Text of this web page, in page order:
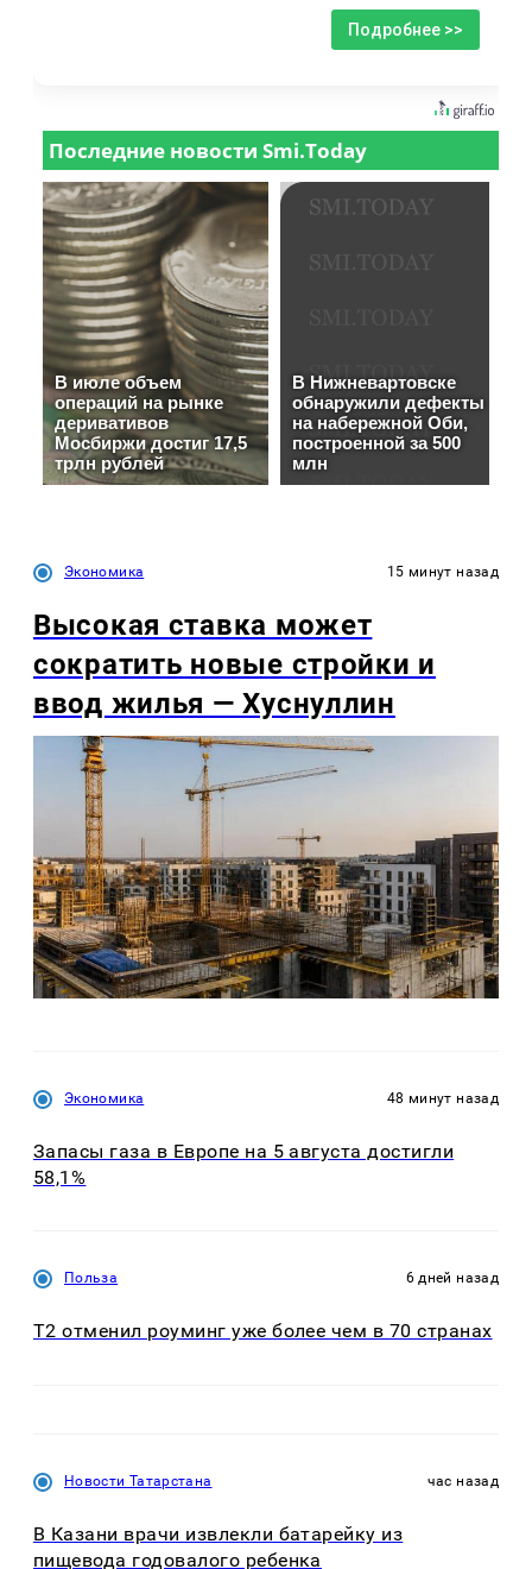
Подробнее >>
Экономика 15 минут назад
Высокая ставка может
сократить новые стройки и
ввод жилья — Хуснуллин
Экономика 48 минут назад
Запасы газа в Европе на 5 августа достигли
58,1%
Польза 6 дней назад
Т2 отменил роуминг уже более чем в 70 странах
Новости Татарстана час назад
В Казани врачи извлекли батарейку из
пищевода годовалого ребенка